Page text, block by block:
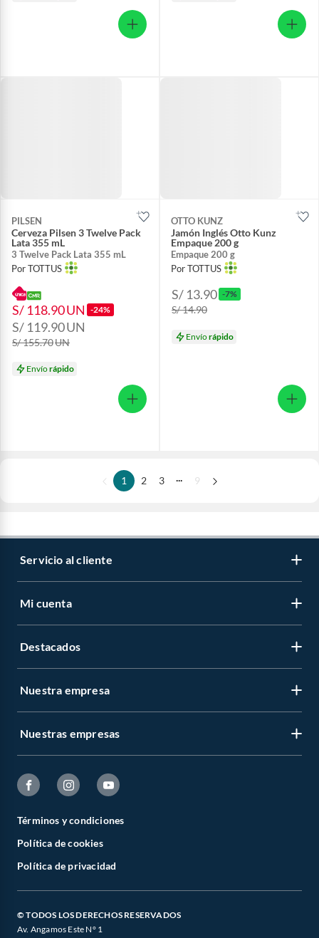
PILSEN
Cerveza Pilsen 3 Twelve Pack
Lata 355 mL
3 Twelve Pack Lata 355 mL
Por TOTTUS
S/ 118.90UN -24%
S/ 119.90UN
S/ 155.70UN
Envíorápido
OTTO KUNZ
Jamón Inglés Otto Kunz
Empaque 200 g
Empaque 200 g
Por TOTTUS
S/ 13.90 -7%
S/ 14.90
Envíorápido
1 2 3 ... 9
Servicio al cliente
Mi cuenta
Destacados
Nuestra empresa
Nuestras empresas
Términos y condiciones
Política de cookies
Política de privacidad
© TODOS LOS DERECHOS RESERVADOS
Av. Angamos Este N° 1